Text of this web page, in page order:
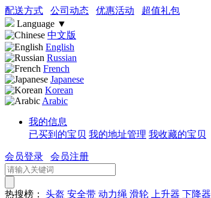
配送方式 公司动态 优惠活动
超值礼包
Language ▼
中文版
English
Russian
French
Japanese
Korean
Arabic
我的信息
已买到的宝贝 我的地址管理 我收藏的宝贝
会员登录 会员注册
热搜榜： 头盔 安全带 动力绳 滑轮 上升器 下降器